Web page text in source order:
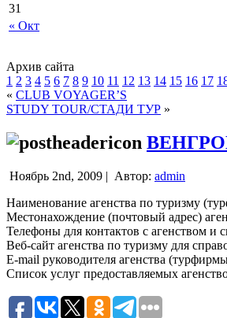
« Окт
31
Архив сайта
1 2 3 4 5 6 7 8 9 10 11 12 13 14 15 16 17
« CLUB VOYAGER’S
STUDY TOUR/СТАДИ ТУР »
Ноябрь 2nd, 2009 | Автор: admin
Наименование агенства по
Местонахождение (почтовый адрес)
Телефоны для контактов с агенством и
Веб-сайт агенства по туризму для
E-mail руководителя агенства
Список услуг предоставляемых